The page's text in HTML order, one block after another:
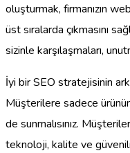
oluşturmak, firmanızın
üst sıralarda çıkmasını
sizinle karşılaşmaları,
İyi bir SEO stratejisinin
Müşterilere sadece
de sunmalısınız.
teknoloji, kalite ve